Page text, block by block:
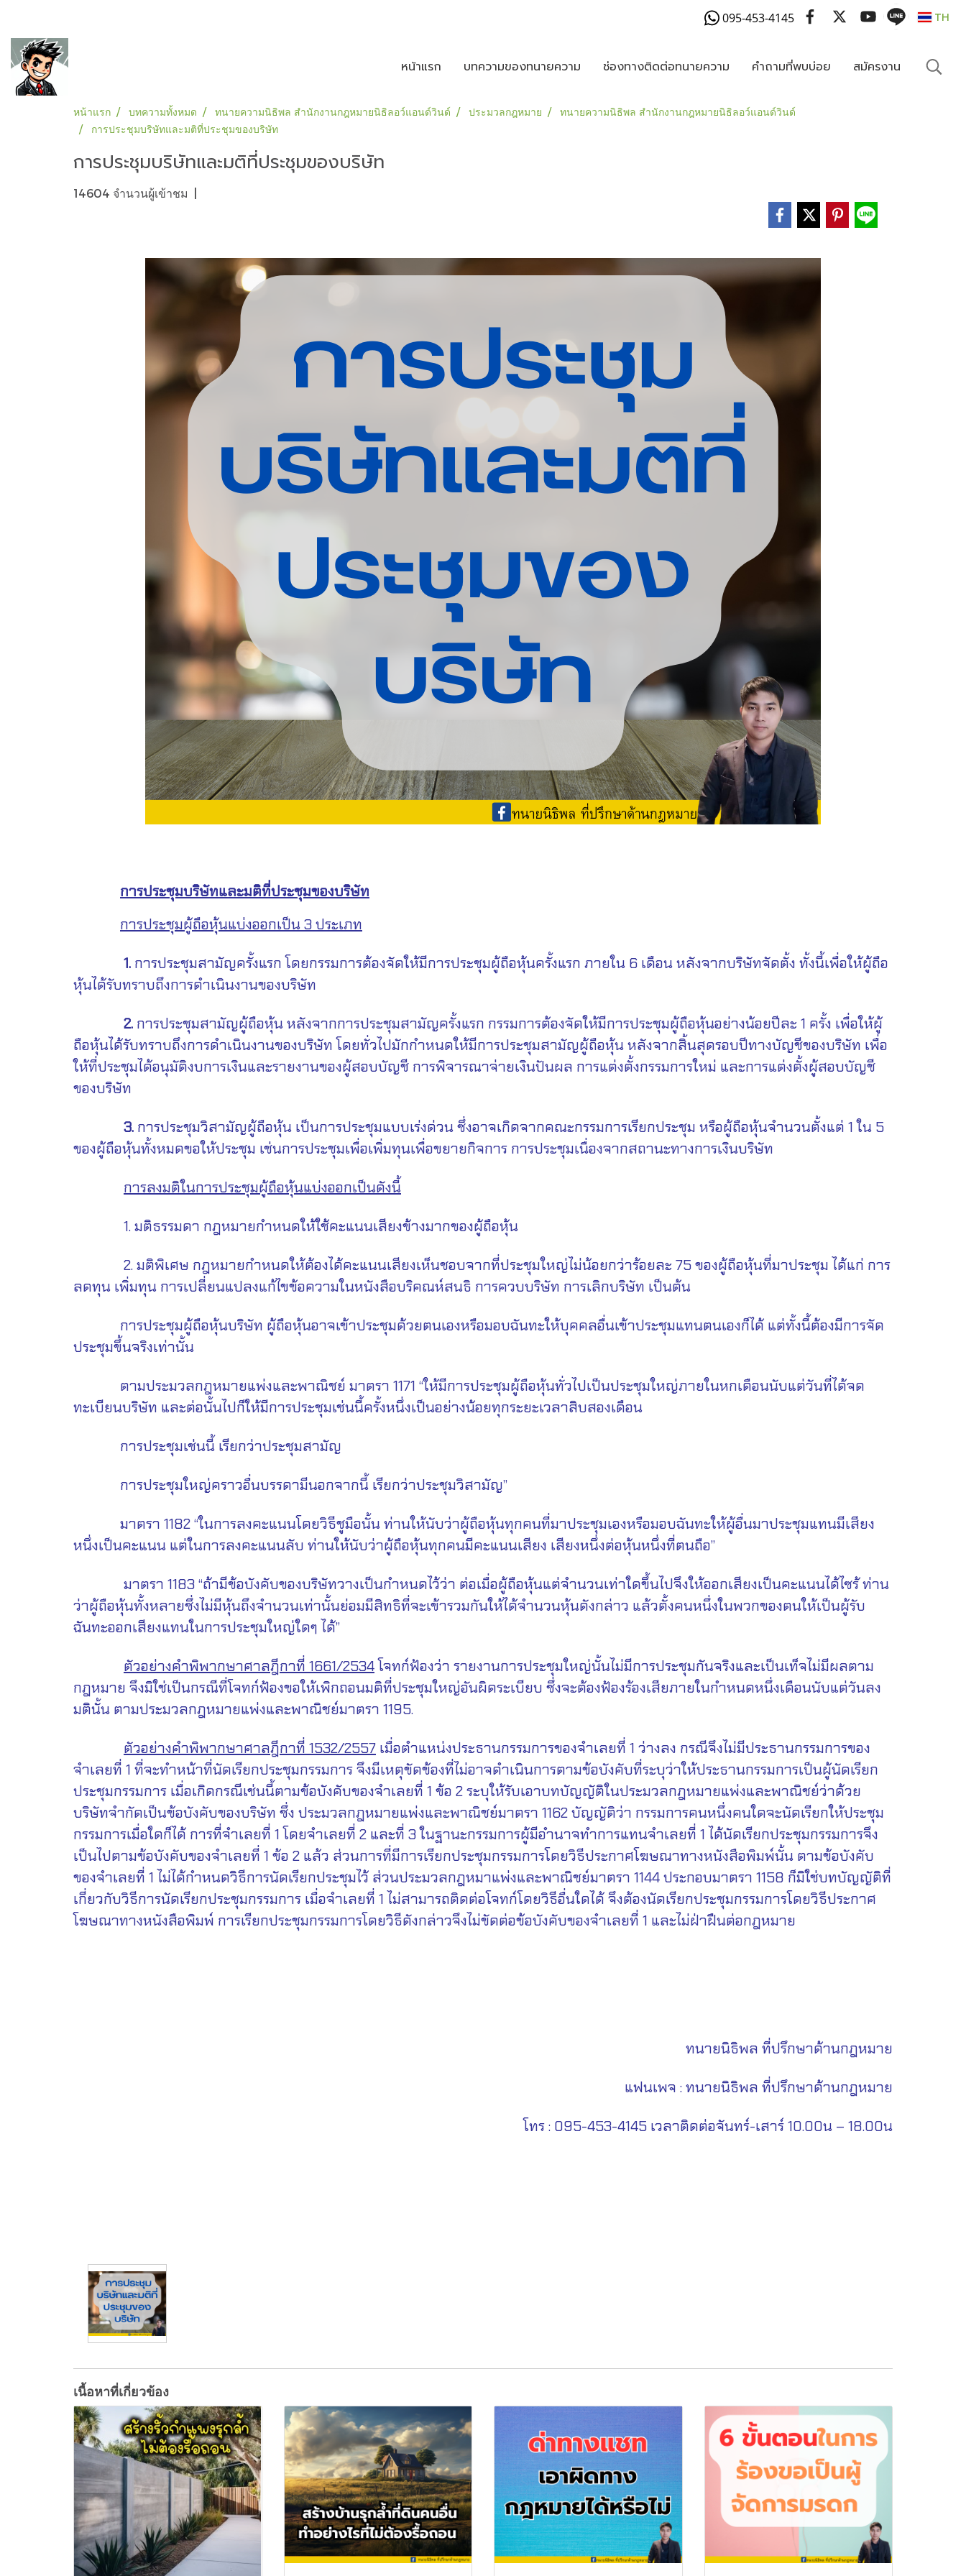
095-453-4145 TH
หน้าแรก บทความของทนายความ ช่องทางติดต่อทนายความ คำถามที่พบบ่อย สมัครงาน
หน้าแรก บทความทั้งหมด ทนายความนิธิพล สำนักงานกฎหมายนิธิลอว์แอนด์วินด์ ประมวลกฎหมาย
ทนายความนิธิพล สำนักงานกฎหมายนิธิลอว์แอนด์วินด์
การประชุมบริษัทและมติที่ประชุมของบริษัท
การประชุมบริษัทและมติที่ประชุมของบริษัท
14604 จำนวนผู้เข้าชม
การประชุมบริษัทและมติที่ประชุมของบริษัท
การประชุมผู้ถือหุ้นแบ่งออกเป็น 3 ประเภท
1. การประชุมสามัญครั้งแรก โดยกรรมการต้องจัดให้มีการประชุมผู้ถือหุ้นครั้งแรก ภายใน 6 เดือน หลังจากบริษัทจัดตั้ง ทั้งนี้เพื่อให้ผู้ถือ
หุ้นได้รับทราบถึงการดำเนินงานของบริษัท
2. การประชุมสามัญผู้ถือหุ้น หลังจากการประชุมสามัญครั้งแรก กรรมการต้องจัดให้มีการประชุมผู้ถือหุ้นอย่างน้อยปีละ 1 ครั้ง เพื่อให้ผู้
ถือหุ้นได้รับทราบถึงการดำเนินงานของบริษัท โดยทั่วไปมักกำหนดให้มีการประชุมสามัญผู้ถือหุ้น หลังจากสิ้นสุดรอบปีทางบัญชีของบริษัท เพื่อ
ให้ที่ประชุมได้อนุมัติงบการเงินและรายงานของผู้สอบบัญชี การพิจารณาจ่ายเงินปันผล การแต่งตั้งกรรมการใหม่ และการแต่งตั้งผู้สอบบัญชี
ของบริษัท
3. การประชุมวิสามัญผู้ถือหุ้น เป็นการประชุมแบบเร่งด่วน ซึ่งอาจเกิดจากคณะกรรมการเรียกประชุม หรือผู้ถือหุ้นจำนวนตั้งแต่ 1 ใน 5
ของผู้ถือหุ้นทั้งหมดขอให้ประชุม เช่นการประชุมเพื่อเพิ่มทุนเพื่อขยายกิจการ การประชุมเนื่องจากสถานะทางการเงินบริษัท
การลงมติในการประชุมผู้ถือหุ้นแบ่งออกเป็นดังนี้
1. มติธรรมดา กฎหมายกำหนดให้ใช้คะแนนเสียงข้างมากของผู้ถือหุ้น
2. มติพิเศษ กฎหมายกำหนดให้ต้องได้คะแนนเสียงเห็นชอบจากที่ประชุมใหญ่ไม่น้อยกว่าร้อยละ 75 ของผู้ถือหุ้นที่มาประชุม ได้แก่ การ
ลดทุน เพิ่มทุน การเปลี่ยนแปลงแก้ไขข้อความในหนังสือบริคณห์สนธิ การควบบริษัท การเลิกบริษัท เป็นต้น
การประชุมผู้ถือหุ้นบริษัท ผู้ถือหุ้นอาจเข้าประชุมด้วยตนเองหรือมอบฉันทะให้บุคคลอื่นเข้าประชุมแทนตนเองก็ได้ แต่ทั้งนี้ต้องมีการจัด
ประชุมขึ้นจริงเท่านั้น
ตามประมวลกฎหมายแพ่งและพาณิชย์ มาตรา 1171 “ให้มีการประชุมผู้ถือหุ้นทั่วไปเป็นประชุมใหญ่ภายในหกเดือนนับแต่วันที่ได้จด
ทะเบียนบริษัท และต่อนั้นไปก็ให้มีการประชุมเช่นนี้ครั้งหนึ่งเป็นอย่างน้อยทุกระยะเวลาสิบสองเดือน
การประชุมเช่นนี้ เรียกว่าประชุมสามัญ
การประชุมใหญ่คราวอื่นบรรดามีนอกจากนี้ เรียกว่าประชุมวิสามัญ”
มาตรา 1182 “ในการลงคะแนนโดยวิธีชูมือนั้น ท่านให้นับว่าผู้ถือหุ้นทุกคนที่มาประชุมเองหรือมอบฉันทะให้ผู้อื่นมาประชุมแทนมีเสียง
หนึ่งเป็นคะแนน แต่ในการลงคะแนนลับ ท่านให้นับว่าผู้ถือหุ้นทุกคนมีคะแนนเสียง เสียงหนึ่งต่อหุ้นหนึ่งที่ตนถือ”
มาตรา 1183 “ถ้ามีข้อบังคับของบริษัทวางเป็นกำหนดไว้ว่า ต่อเมื่อผู้ถือหุ้นแต่จำนวนเท่าใดขึ้นไปจึงให้ออกเสียงเป็นคะแนนได้ไซร้ ท่าน
ว่าผู้ถือหุ้นทั้งหลายซึ่งไม่มีหุ้นถึงจำนวนเท่านั้นย่อมมีสิทธิที่จะเข้ารวมกันให้ได้จำนวนหุ้นดังกล่าว แล้วตั้งคนหนึ่งในพวกของตนให้เป็นผู้รับ
ฉันทะออกเสียงแทนในการประชุมใหญ่ใดๆ ได้”
ตัวอย่างคำพิพากษาศาลฎีกาที่ 1661/2534โจทก์ฟ้องว่า รายงานการประชุมใหญ่นั้นไม่มีการประชุมกันจริงและเป็นเท็จไม่มีผลตาม
กฎหมาย จึงมิใช่เป็นกรณีที่โจทก์ฟ้องขอให้เพิกถอนมติที่ประชุมใหญ่อันผิดระเบียบ ซึ่งจะต้องฟ้องร้องเสียภายในกำหนดหนึ่งเดือนนับแต่วันลง
มตินั้น ตามประมวลกฎหมายแพ่งและพาณิชย์มาตรา 1195.
ตัวอย่างคำพิพากษาศาลฎีกาที่ 1532/2557 เมื่อตำแหน่งประธานกรรมการของจำเลยที่ 1 ว่างลง กรณีจึงไม่มีประธานกรรมการของ
จำเลยที่ 1 ที่จะทำหน้าที่นัดเรียกประชุมกรรมการ จึงมีเหตุขัดข้องที่ไม่อาจดำเนินการตามข้อบังคับที่ระบุว่าให้ประธานกรรมการเป็นผู้นัดเรียก
ประชุมกรรมการ เมื่อเกิดกรณีเช่นนี้ตามข้อบังคับของจำเลยที่ 1 ข้อ 2 ระบุให้รับเอาบทบัญญัติในประมวลกฎหมายแพ่งและพาณิชย์ว่าด้วย
บริษัทจำกัดเป็นข้อบังคับของบริษัท ซึ่ง ประมวลกฎหมายแพ่งและพาณิชย์มาตรา 1162 บัญญัติว่า กรรมการคนหนึ่งคนใดจะนัดเรียกให้ประชุม
กรรมการเมื่อใดก็ได้ การที่จำเลยที่ 1 โดยจำเลยที่ 2 และที่ 3 ในฐานะกรรมการผู้มีอำนาจทำการแทนจำเลยที่ 1 ได้นัดเรียกประชุมกรรมการจึง
เป็นไปตามข้อบังคับของจำเลยที่ 1 ข้อ 2 แล้ว ส่วนการที่มีการเรียกประชุมกรรมการโดยวิธีประกาศโฆษณาทางหนังสือพิมพ์นั้น ตามข้อบังคับ
ของจำเลยที่ 1 ไม่ได้กำหนดวิธีการนัดเรียกประชุมไว้ ส่วนประมวลกฎหมาแพ่งและพาณิชย์มาตรา 1144 ประกอบมาตรา 1158 ก็มิใช่บทบัญญัติที่
เกี่ยวกับวิธีการนัดเรียกประชุมกรรมการ เมื่อจำเลยที่ 1 ไม่สามารถติดต่อโจทก์โดยวิธีอื่นใดได้ จึงต้องนัดเรียกประชุมกรรมการโดยวิธีประกาศ
โฆษณาทางหนังสือพิมพ์ การเรียกประชุมกรรมการโดยวิธีดังกล่าวจึงไม่ขัดต่อข้อบังคับของจำเลยที่ 1 และไม่ฝ่าฝืนต่อกฎหมาย
ทนายนิธิพล ที่ปรึกษาด้านกฎหมาย
แฟนเพจ : ทนายนิธิพล ที่ปรึกษาด้านกฎหมาย
โทร : 095-453-4145 เวลาติดต่อจันทร์-เสาร์ 10.00น – 18.00น
เนื้อหาที่เกี่ยวข้อง